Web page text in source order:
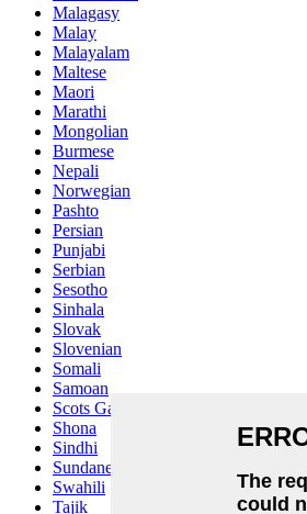
Malagasy
Malay
Malayalam
Maltese
Maori
Marathi
Mongolian
Burmese
Nepali
Norwegian
Pashto
Persian
Punjabi
Serbian
Sesotho
Sinhala
Slovak
Slovenian
Somali
Samoan
Scots Gaelic
Shona
Sindhi
Sundanese
Swahili
Tajik